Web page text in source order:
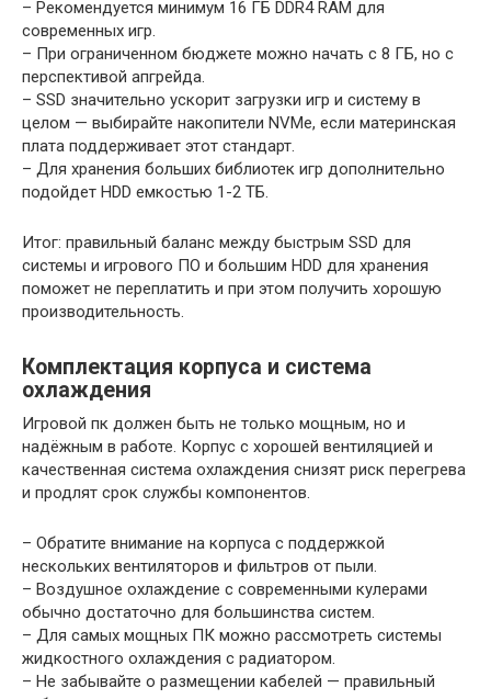
– Рекомендуется минимум 16 ГБ DDR4 RAM для
современных игр.
– При ограниченном бюджете можно начать с 8 ГБ, но с
перспективой апгрейда.
– SSD значительно ускорит загрузки игр и систему в
целом — выбирайте накопители NVMe, если материнская
плата поддерживает этот стандарт.
– Для хранения больших библиотек игр дополнительно
подойдет HDD емкостью 1-2 ТБ.
Итог: правильный баланс между быстрым SSD для
системы и игрового ПО и большим HDD для хранения
поможет не переплатить и при этом получить хорошую
производительность.
Комплектация корпуса и система
охлаждения
Игровой пк должен быть не только мощным, но и
надёжным в работе. Корпус с хорошей вентиляцией и
качественная система охлаждения снизят риск перегрева
и продлят срок службы компонентов.
– Обратите внимание на корпуса с поддержкой
нескольких вентиляторов и фильтров от пыли.
– Воздушное охлаждение с современными кулерами
обычно достаточно для большинства систем.
– Для самых мощных ПК можно рассмотреть системы
жидкостного охлаждения с радиатором.
– Не забывайте о размещении кабелей — правильный